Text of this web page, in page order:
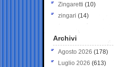
Zingaretti (10)
zingari (14)
Archivi
Agosto 2026 (178)
Luglio 2026 (613)